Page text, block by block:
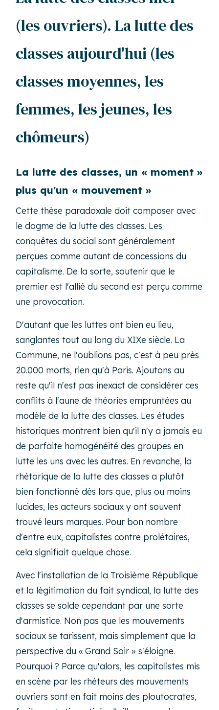
(les ouvriers). La lutte des
classes aujourd'hui (les
classes moyennes, les
femmes, les jeunes, les
chômeurs)
La lutte des classes, un « moment »
plus qu'un « mouvement »
Cette thèse paradoxale doit composer avec
le dogme de la lutte des classes. Les
conquêtes du social sont généralement
perçues comme autant de concessions du
capitalisme. De la sorte, soutenir que le
premier est l'allié du second est perçu comme
une provocation.
D'autant que les luttes ont bien eu lieu,
sanglantes tout au long du XIXe siècle. La
Commune, ne l'oublions pas, c'est à peu près
20.000 morts, rien qu'à Paris. Ajoutons au
reste qu'il n'est pas inexact de considérer ces
conflits à l'aune de théories empruntées au
modèle de la lutte des classes. Les études
historiques montrent bien qu'il n'y a jamais eu
de parfaite homogénéité des groupes en
lutte les uns avec les autres. En revanche, la
rhétorique de la lutte des classes a plutôt
bien fonctionné dès lors que, plus ou moins
lucides, les acteurs sociaux y ont souvent
trouvé leurs marques. Pour bon nombre
d'entre eux, capitalistes contre prolétaires,
cela signifiait quelque chose.
Avec l'installation de la Troisième République
et la légitimation du fait syndical, la lutte des
classes se solde cependant par une sorte
d'armistice. Non pas que les mouvements
sociaux se tarissent, mais simplement que la
perspective du « Grand Soir » s'éloigne.
Pourquoi ? Parce qu'alors, les capitalistes mis
en scène par les rhéteurs des mouvements
ouvriers sont en fait moins des ploutocrates,